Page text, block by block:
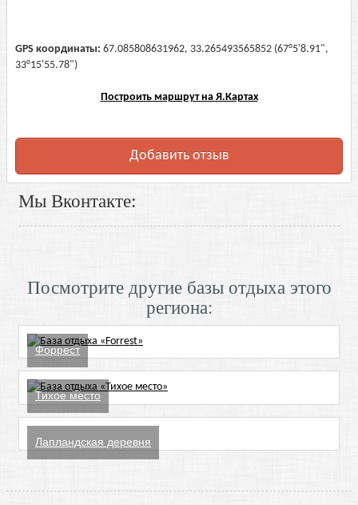
GPS координаты: 67.085808631962, 33.265493565852 (67°5'8.91",
33°15'55.78")
Построить маршрут на Я.Картах
Добавить отзыв
Мы Вконтакте:
Посмотрите другие базы отдыха этого
региона:
Форрест
Тихое место
Лапландская деревня